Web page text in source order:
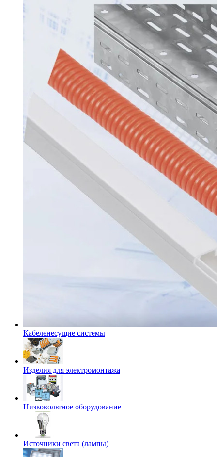
Кабеленесущие системы
Изделия для электромонтажа
Низковольтное оборудование
Источники света (лампы)